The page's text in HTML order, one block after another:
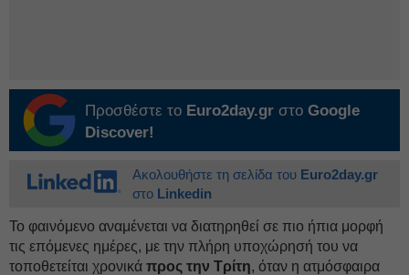
Προσθέστε το Euro2day.gr στο Google
Discover!
Ακολουθήστε τη σελίδα του Euro2day.gr
στο Linkedin
Το φαινόμενο αναμένεται να διατηρηθεί σε πιο ήπια μορφή
τις επόμενες ημέρες, με την πλήρη υποχώρησή του να
τοποθετείται χρονικά προς την Τρίτη, όταν η ατμόσφαιρα